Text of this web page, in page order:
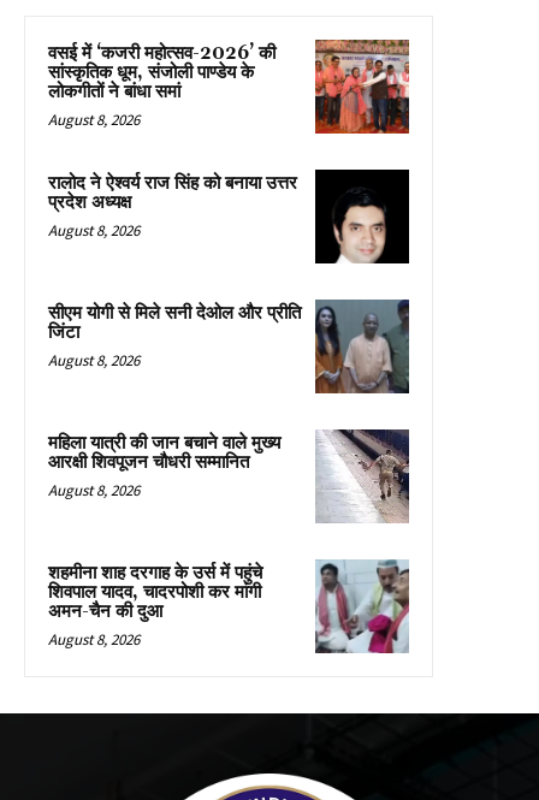
वसई में ‘कजरी महोत्सव-2026’ की
सांस्कृतिक धूम, संजोली पाण्डेय के
लोकगीतों ने बांधा समां
August 8, 2026
रालोद ने ऐश्वर्य राज सिंह को बनाया उत्तर
प्रदेश अध्यक्ष
August 8, 2026
सीएम योगी से मिले सनी देओल और प्रीति
जिंटा
August 8, 2026
महिला यात्री की जान बचाने वाले मुख्य
आरक्षी शिवपूजन चौधरी सम्मानित
August 8, 2026
शहमीना शाह दरगाह के उर्स में पहुंचे
शिवपाल यादव, चादरपोशी कर मांगी
अमन-चैन की दुआ
August 8, 2026